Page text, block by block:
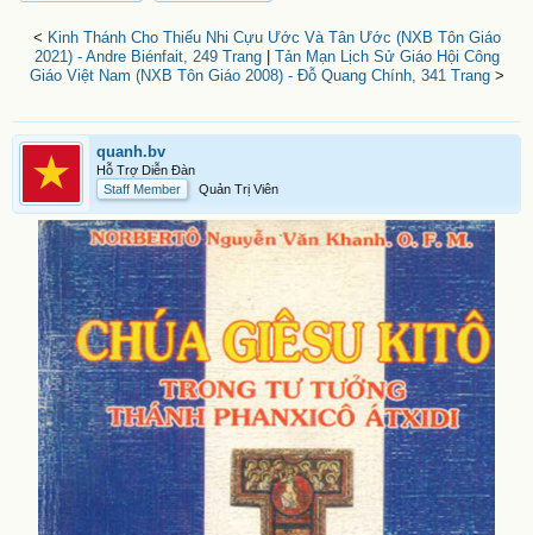
< Kinh Thánh Cho Thiếu Nhi Cựu Ước Và Tân Ước (NXB Tôn Giáo
2021) - Andre Biénfait, 249 Trang| Tản Mạn Lịch Sử Giáo Hội Công
Giáo Việt Nam (NXB Tôn Giáo 2008) - Đỗ Quang Chính, 341 Trang>
quanh.bv
Hỗ Trợ Diễn Đàn
Staff Member
Quản Trị Viên